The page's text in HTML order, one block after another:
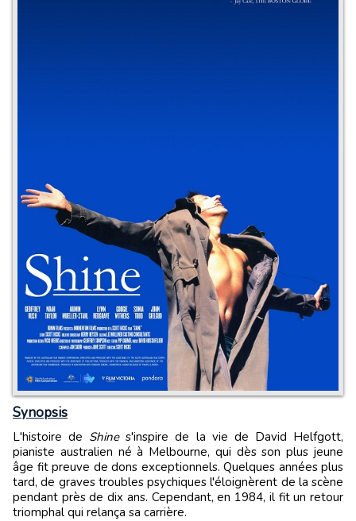
Synopsis
L'histoire de Shines'inspire de la vie de David Helfgott,
pianiste australien né à Melbourne, qui dès son plus jeune
âge fit preuve de dons exceptionnels. Quelques années plus
tard, de graves troubles psychiques l'éloignèrent de la scène
pendant près de dix ans. Cependant, en 1984, il fit un retour
triomphal qui relança sa carrière.